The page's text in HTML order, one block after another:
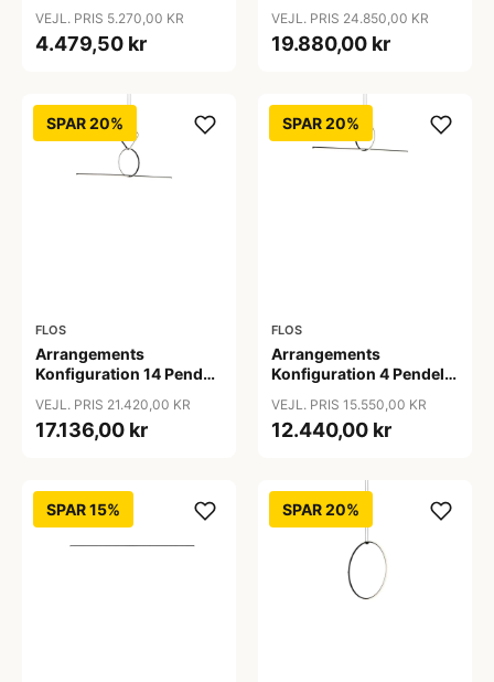
VEJL. PRIS 5.270,00 KR
4.479,50 kr
VEJL. PRIS 24.850,00 KR
19.880,00 kr
SPAR 20%
FLOS
Arrangements
Konfiguration 14 Pendel
VEJL. PRIS 21.420,00 KR
17.136,00 kr
SPAR 20%
FLOS
Arrangements
Konfiguration 4 Pendel -
VEJL. PRIS 15.550,00 KR
12.440,00 kr
SPAR 15% SPAR 20%